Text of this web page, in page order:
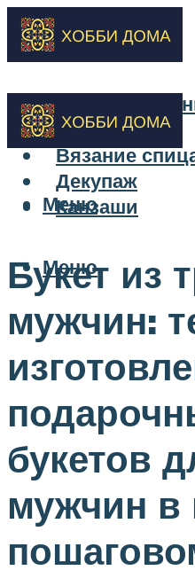
Вышивка
Вязание
Декупаж
Канзаши
Меню
Меню
Букет из
мужчин:
букетов
мужчин в